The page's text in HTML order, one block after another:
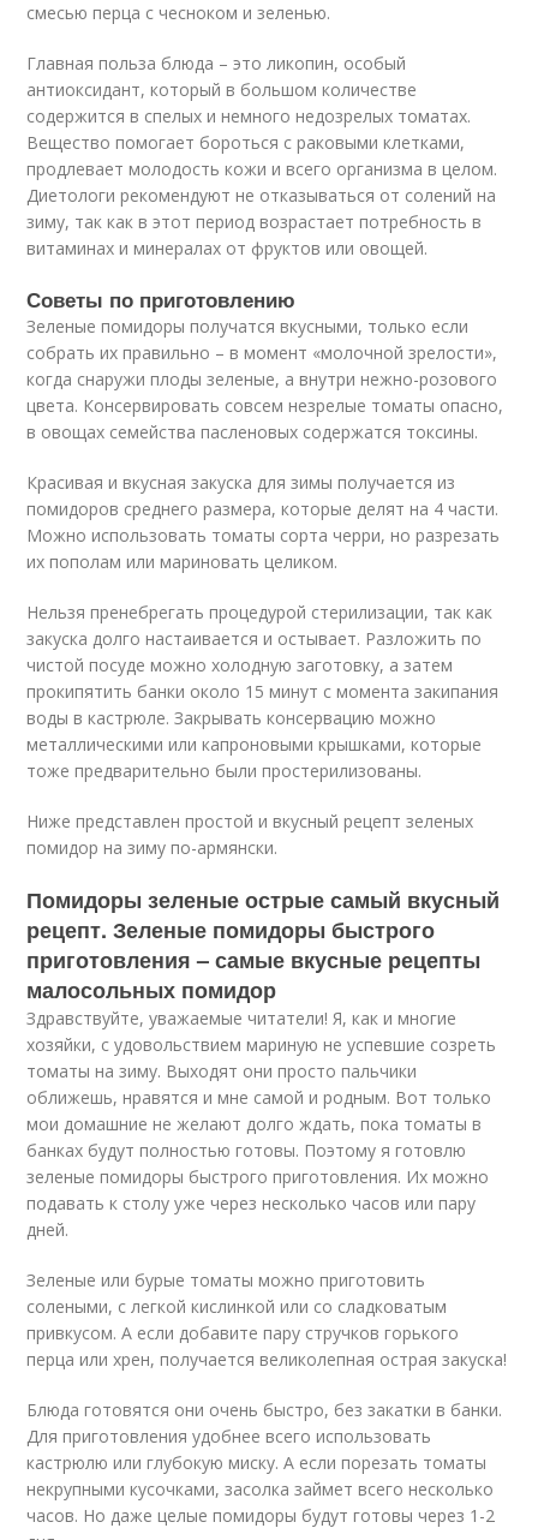
смесью перца с чесноком и зеленью.
Главная польза блюда – это ликопин, особый
антиоксидант, который в большом количестве
содержится в спелых и немного недозрелых томатах.
Вещество помогает бороться с раковыми клетками,
продлевает молодость кожи и всего организма в целом.
Диетологи рекомендуют не отказываться от солений на
зиму, так как в этот период возрастает потребность в
витаминах и минералах от фруктов или овощей.
Советы по приготовлению
Зеленые помидоры получатся вкусными, только если
собрать их правильно – в момент «молочной зрелости»,
когда снаружи плоды зеленые, а внутри нежно-розового
цвета. Консервировать совсем незрелые томаты опасно,
в овощах семейства пасленовых содержатся токсины.
Красивая и вкусная закуска для зимы получается из
помидоров среднего размера, которые делят на 4 части.
Можно использовать томаты сорта черри, но разрезать
их пополам или мариновать целиком.
Нельзя пренебрегать процедурой стерилизации, так как
закуска долго настаивается и остывает. Разложить по
чистой посуде можно холодную заготовку, а затем
прокипятить банки около 15 минут с момента закипания
воды в кастрюле. Закрывать консервацию можно
металлическими или капроновыми крышками, которые
тоже предварительно были простерилизованы.
Ниже представлен простой и вкусный рецепт зеленых
помидор на зиму по-армянски.
Помидоры зеленые острые самый вкусный
рецепт. Зеленые помидоры быстрого
приготовления – самые вкусные рецепты
малосольных помидор
Здравствуйте, уважаемые читатели! Я, как и многие
хозяйки, с удовольствием мариную не успевшие созреть
томаты на зиму. Выходят они просто пальчики
оближешь, нравятся и мне самой и родным. Вот только
мои домашние не желают долго ждать, пока томаты в
банках будут полностью готовы. Поэтому я готовлю
зеленые помидоры быстрого приготовления. Их можно
подавать к столу уже через несколько часов или пару
дней.
Зеленые или бурые томаты можно приготовить
солеными, с легкой кислинкой или со сладковатым
привкусом. А если добавите пару стручков горького
перца или хрен, получается великолепная острая закуска!
Блюда готовятся они очень быстро, без закатки в банки.
Для приготовления удобнее всего использовать
кастрюлю или глубокую миску. А если порезать томаты
некрупными кусочками, засолка займет всего несколько
часов. Но даже целые помидоры будут готовы через 1-2